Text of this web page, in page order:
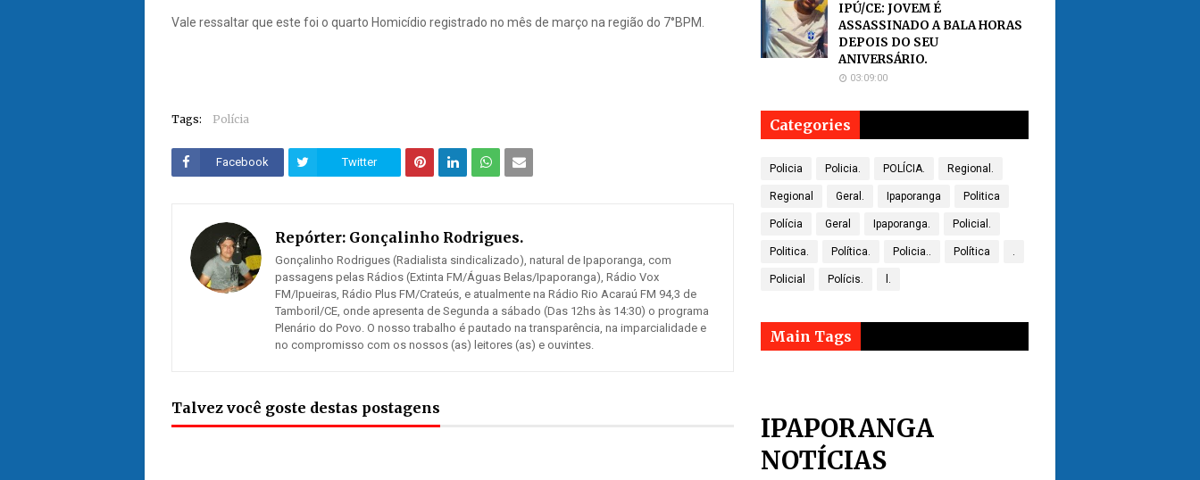
Vale ressaltar que este foi o quarto Homicídio registrado no mês de março na região do 7°BPM.
Tags: Polícia
Facebook Twitter
Repórter: Gonçalinho Rodrigues.
Gonçalinho Rodrigues (Radialista sindicalizado), natural de Ipaporanga, com
passagens pelas Rádios (Extinta FM/Águas Belas/Ipaporanga), Rádio Vox
FM/Ipueiras, Rádio Plus FM/Crateús, e atualmente na Rádio Rio Acaraú FM 94,3 de
Tamboril/CE, onde apresenta de Segunda a sábado (Das 12hs às 14:30) o programa
Plenário do Povo. O nosso trabalho é pautado na transparência, na imparcialidade e
no compromisso com os nossos (as) leitores (as) e ouvintes.
Talvez você goste destas postagens
IPÚ/CE: JOVEM É
ASSASSINADO A BALA HORAS
DEPOIS DO SEU
ANIVERSÁRIO.
03:09:00
Categories
Policia Policia. POLÍCIA. Regional.
Regional Geral. Ipaporanga Politica
Polícia Geral Ipaporanga. Policial.
Politica. Política. Policia.. Política .
Policial Polícis. l.
Main Tags
IPAPORANGA
NOTÍCIAS